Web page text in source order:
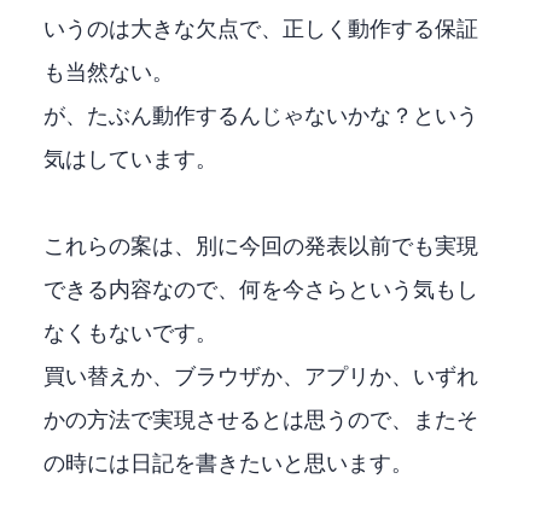
いうのは大きな欠点で、正しく動作する保証
も当然ない。
が、たぶん動作するんじゃないかな？という
気はしています。
これらの案は、別に今回の発表以前でも実現
できる内容なので、何を今さらという気もし
なくもないです。
買い替えか、ブラウザか、XBOXアプリか、いずれ
かの方法で実現させるとは思うので、またそ
の時には日記を書きたいと思います。